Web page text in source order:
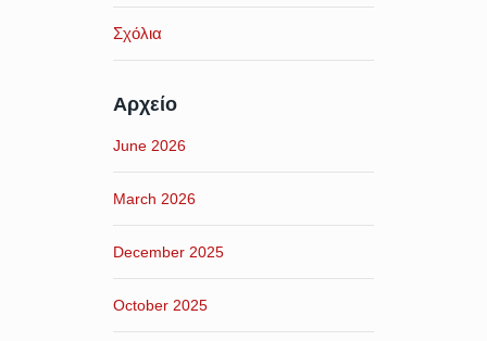
Σχόλια
Αρχείο
June 2026
March 2026
December 2025
October 2025